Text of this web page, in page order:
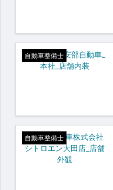
自動車整備士
自動車整備士